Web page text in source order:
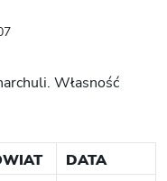
Własność
DATA